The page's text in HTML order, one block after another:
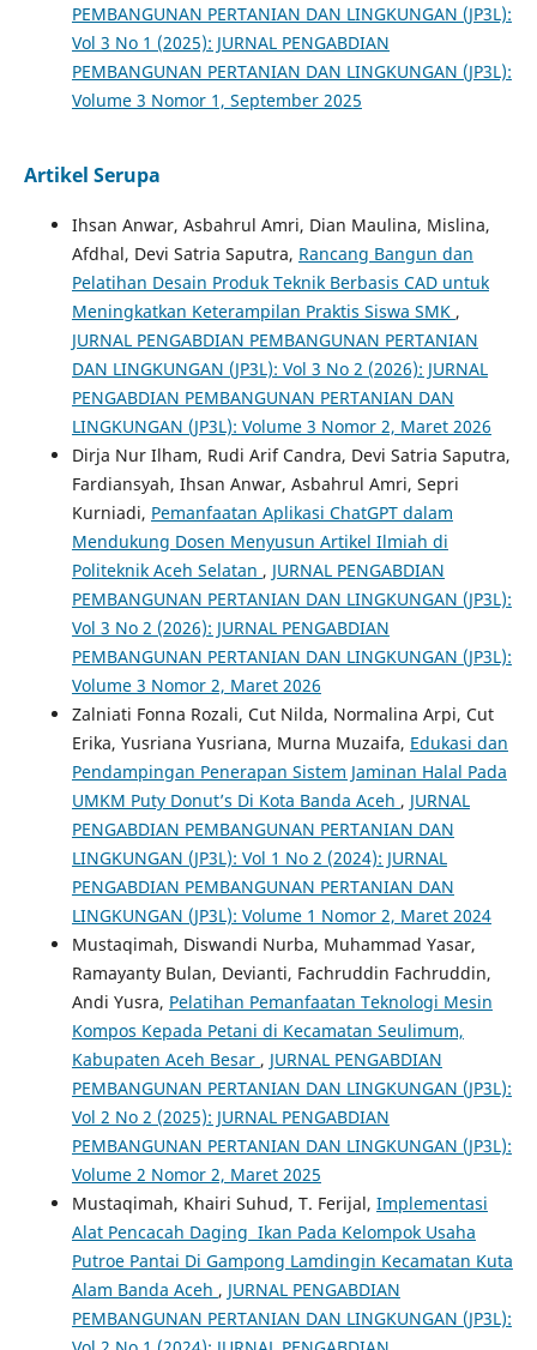
PEMBANGUNAN PERTANIAN DAN LINGKUNGAN (JP3L):
Vol 3 No 1 (2025): JURNAL PENGABDIAN
PEMBANGUNAN PERTANIAN DAN LINGKUNGAN (JP3L):
Volume 3 Nomor 1, September 2025
Artikel Serupa
Ihsan Anwar, Asbahrul Amri, Dian Maulina, Mislina,
Afdhal, Devi Satria Saputra, Rancang Bangun dan
Pelatihan Desain Produk Teknik Berbasis CAD untuk
Meningkatkan Keterampilan Praktis Siswa SMK ,
JURNAL PENGABDIAN PEMBANGUNAN PERTANIAN
DAN LINGKUNGAN (JP3L): Vol 3 No 2 (2026): JURNAL
PENGABDIAN PEMBANGUNAN PERTANIAN DAN
LINGKUNGAN (JP3L): Volume 3 Nomor 2, Maret 2026
Dirja Nur Ilham, Rudi Arif Candra, Devi Satria Saputra,
Fardiansyah, Ihsan Anwar, Asbahrul Amri, Sepri
Kurniadi, Pemanfaatan Aplikasi ChatGPT dalam
Mendukung Dosen Menyusun Artikel Ilmiah di
Politeknik Aceh Selatan , JURNAL PENGABDIAN
PEMBANGUNAN PERTANIAN DAN LINGKUNGAN (JP3L):
Vol 3 No 2 (2026): JURNAL PENGABDIAN
PEMBANGUNAN PERTANIAN DAN LINGKUNGAN (JP3L):
Volume 3 Nomor 2, Maret 2026
Zalniati Fonna Rozali, Cut Nilda, Normalina Arpi, Cut
Erika, Yusriana Yusriana, Murna Muzaifa, Edukasi dan
Pendampingan Penerapan Sistem Jaminan Halal Pada
UMKM Puty Donut’s Di Kota Banda Aceh , JURNAL
PENGABDIAN PEMBANGUNAN PERTANIAN DAN
LINGKUNGAN (JP3L): Vol 1 No 2 (2024): JURNAL
PENGABDIAN PEMBANGUNAN PERTANIAN DAN
LINGKUNGAN (JP3L): Volume 1 Nomor 2, Maret 2024
Mustaqimah, Diswandi Nurba, Muhammad Yasar,
Ramayanty Bulan, Devianti, Fachruddin Fachruddin,
Andi Yusra, Pelatihan Pemanfaatan Teknologi Mesin
Kompos Kepada Petani di Kecamatan Seulimum,
Kabupaten Aceh Besar , JURNAL PENGABDIAN
PEMBANGUNAN PERTANIAN DAN LINGKUNGAN (JP3L):
Vol 2 No 2 (2025): JURNAL PENGABDIAN
PEMBANGUNAN PERTANIAN DAN LINGKUNGAN (JP3L):
Volume 2 Nomor 2, Maret 2025
Mustaqimah, Khairi Suhud, T. Ferijal, Implementasi
Alat Pencacah Daging Ikan Pada Kelompok Usaha
Putroe Pantai Di Gampong Lamdingin Kecamatan Kuta
Alam Banda Aceh , JURNAL PENGABDIAN
PEMBANGUNAN PERTANIAN DAN LINGKUNGAN (JP3L):